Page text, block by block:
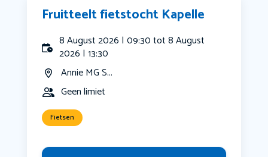
Fruitteelt fietstocht Kapelle
8 August 2026 | 09:30 tot 8 August
2026 | 13:30
Annie MG S...
Geen limiet
Fietsen